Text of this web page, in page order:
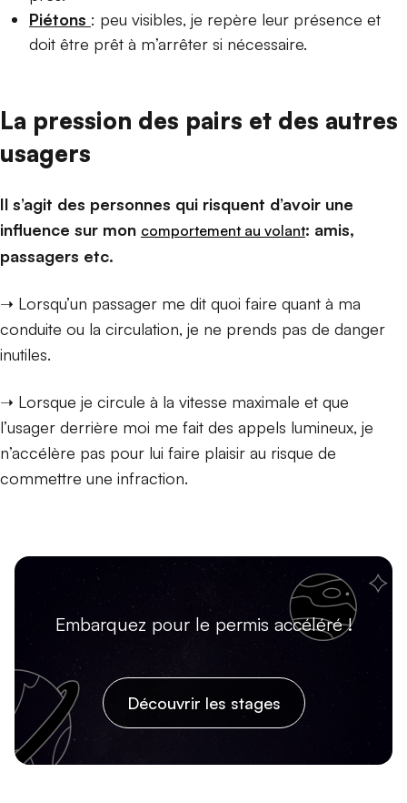
Piétons : peu visibles, je repère leur présence et
doit être prêt à m’arrêter si nécessaire.
La pression des pairs et des autres
usagers
Il s’agit des personnes qui risquent d’avoir une
influence sur mon comportement au volant: amis,
passagers etc.
➝ Lorsqu’un passager me dit quoi faire quant à ma
conduite ou la circulation, je ne prends pas de danger
inutiles.
➝ Lorsque je circule à la vitesse maximale et que
l’usager derrière moi me fait des appels lumineux, je
n’accélère pas pour lui faire plaisir au risque de
commettre une infraction.
Embarquez pour le permis accéléré !
Découvrir les stages